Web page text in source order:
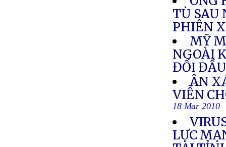
TÙ SAU
PHIÊN
MỸ
NGOÀI
ĐỐI
ÂN
VIỄN
18 Mar 2010
LỰC